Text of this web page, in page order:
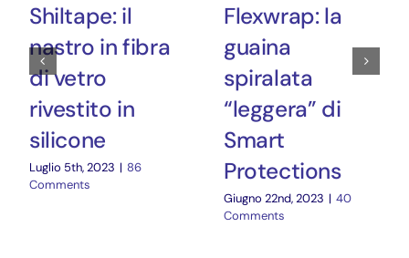
Shiltape: il
nastro in fibra
di vetro
rivestito in
silicone
Luglio 5th, 2023 | 86
Comments
Flexwrap: la
guaina
spiralata
“leggera” di
Smart
Protections
Giugno 22nd, 2023 | 40
Comments